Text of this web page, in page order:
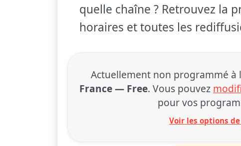
quelle chaîne ? Retrouvez la
horaires et toutes les
Actuellement non programmé à
France — Free. Vous pouvez
pour vos
Voir les options